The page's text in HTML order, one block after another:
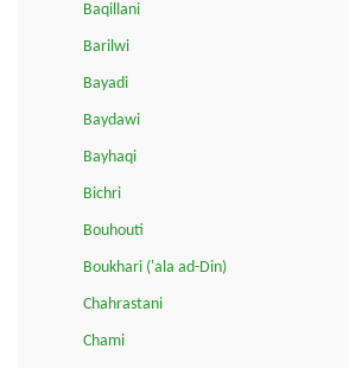
Baqillani
Barilwi
Bayadi
Baydawi
Bayhaqi
Bichri
Bouhouti
Boukhari ('ala ad-Din)
Chahrastani
Chami